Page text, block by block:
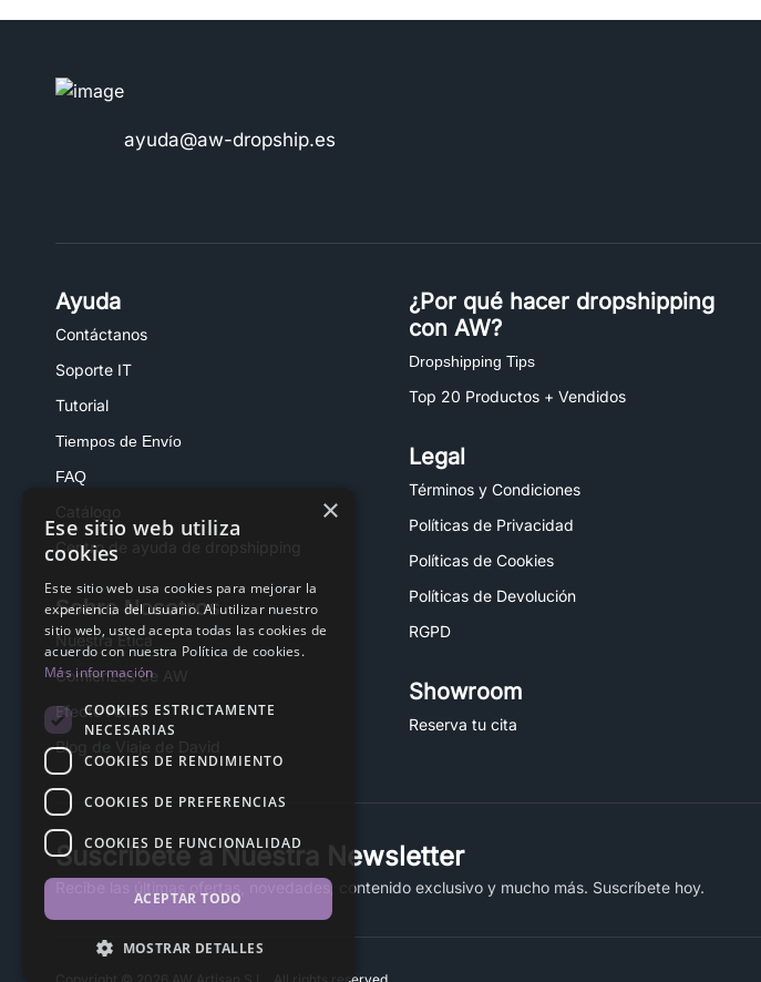
ayuda@aw-dropship.es
Ayuda
Contáctanos
Soporte IT
Tutorial
Tiempos de Envío
FAQ
Centro de ayuda de dropshipping
Sobre Nosotros
Nuestra Ética
Comienzos de AW
Efecto Fénix
Blog de Viaje de David
¿Por qué hacer dropshipping
con AW?
Dropshipping Tips
Top 20 Productos + Vendidos
Legal
Términos y Condiciones
Políticas de Privacidad
Políticas de Cookies
Políticas de Devolución
RGPD
Showroom
Reserva tu cita
Suscríbete a Nuestra Newsletter
Recibe las últimas ofertas, novedades, contenido exclusivo y mucho más. Suscríbete hoy.
Copyright © 2026 AW Artisan S.L., All rights reserved.
×
Ese sitio web utiliza
cookies
Este sitio web usa cookies para mejorar la
experiencia del usuario. Al utilizar nuestro
sitio web, usted acepta todas las cookies de
acuerdo con nuestra Política de cookies.
Más información
COOKIES ESTRICTAMENTE
NECESARIAS
COOKIES DE RENDIMIENTO
COOKIES DE PREFERENCIAS
COOKIES DE FUNCIONALIDAD
ACEPTAR TODO
MOSTRAR DETALLES